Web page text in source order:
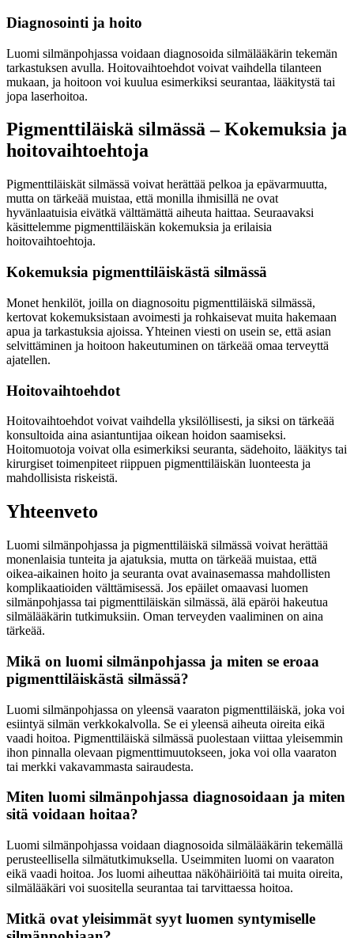
Diagnosointi ja hoito
Luomi silmänpohjassa voidaan diagnosoida silmälääkärin tekemän
tarkastuksen avulla. Hoitovaihtoehdot voivat vaihdella tilanteen
mukaan, ja hoitoon voi kuulua esimerkiksi seurantaa, lääkitystä tai
jopa laserhoitoa.
Pigmenttiläiskä silmässä – Kokemuksia ja
hoitovaihtoehtoja
Pigmenttiläiskät silmässä voivat herättää pelkoa ja epävarmuutta,
mutta on tärkeää muistaa, että monilla ihmisillä ne ovat
hyvänlaatuisia eivätkä välttämättä aiheuta haittaa. Seuraavaksi
käsittelemme pigmenttiläiskän kokemuksia ja erilaisia
hoitovaihtoehtoja.
Kokemuksia pigmenttiläiskästä silmässä
Monet henkilöt, joilla on diagnosoitu pigmenttiläiskä silmässä,
kertovat kokemuksistaan avoimesti ja rohkaisevat muita hakemaan
apua ja tarkastuksia ajoissa. Yhteinen viesti on usein se, että asian
selvittäminen ja hoitoon hakeutuminen on tärkeää omaa terveyttä
ajatellen.
Hoitovaihtoehdot
Hoitovaihtoehdot voivat vaihdella yksilöllisesti, ja siksi on tärkeää
konsultoida aina asiantuntijaa oikean hoidon saamiseksi.
Hoitomuotoja voivat olla esimerkiksi seuranta, sädehoito, lääkitys tai
kirurgiset toimenpiteet riippuen pigmenttiläiskän luonteesta ja
mahdollisista riskeistä.
Yhteenveto
Luomi silmänpohjassa ja pigmenttiläiskä silmässä voivat herättää
monenlaisia tunteita ja ajatuksia, mutta on tärkeää muistaa, että
oikea-aikainen hoito ja seuranta ovat avainasemassa mahdollisten
komplikaatioiden välttämisessä. Jos epäilet omaavasi luomen
silmänpohjassa tai pigmenttiläiskän silmässä, älä epäröi hakeutua
silmälääkärin tutkimuksiin. Oman terveyden vaaliminen on aina
tärkeää.
Mikä on luomi silmänpohjassa ja miten se eroaa
pigmenttiläiskästä silmässä?
Luomi silmänpohjassa on yleensä vaaraton pigmenttiläiskä, joka voi
esiintyä silmän verkkokalvolla. Se ei yleensä aiheuta oireita eikä
vaadi hoitoa. Pigmenttiläiskä silmässä puolestaan viittaa yleisemmin
ihon pinnalla olevaan pigmenttimuutokseen, joka voi olla vaaraton
tai merkki vakavammasta sairaudesta.
Miten luomi silmänpohjassa diagnosoidaan ja miten
sitä voidaan hoitaa?
Luomi silmänpohjassa voidaan diagnosoida silmälääkärin tekemällä
perusteellisella silmätutkimuksella. Useimmiten luomi on vaaraton
eikä vaadi hoitoa. Jos luomi aiheuttaa näköhäiriöitä tai muita oireita,
silmälääkäri voi suositella seurantaa tai tarvittaessa hoitoa.
Mitkä ovat yleisimmät syyt luomen syntymiselle